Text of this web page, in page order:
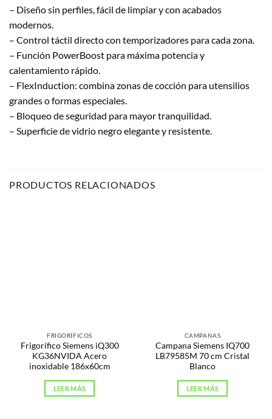
– Diseño sin perfiles, fácil de limpiar y con acabados
modernos.
– Control táctil directo con temporizadores para cada zona.
– Función PowerBoost para máxima potencia y
calentamiento rápido.
– FlexInduction: combina zonas de cocción para utensilios
grandes o formas especiales.
– Bloqueo de seguridad para mayor tranquilidad.
– Superficie de vidrio negro elegante y resistente.
PRODUCTOS RELACIONADOS
FRIGORÍFICOS
Frigorífico Siemens iQ300
KG36NVIDA Acero
inoxidable 186x60cm
LEER MÁS
CAMPANAS
Campana Siemens IQ700
LB79585M 70 cm Cristal
Blanco
LEER MÁS